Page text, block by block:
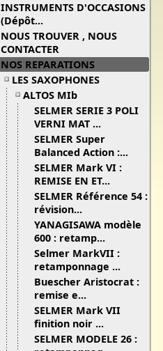
INSTRUMENTS D'OCCASIONS
(Dépôt...
NOUS TROUVER , NOUS
CONTACTER
NOS REPARATIONS
LES SAXOPHONES
ALTOS MIb
SELMER SERIE 3 POLI
VERNI MAT ...
SELMER Super
Balanced Action :...
SELMER Mark VI :
REMISE EN ET...
SELMER Référence 54 :
révision...
YANAGISAWA modèle
600 : retamp...
Selmer MarkVII :
retamponnage ...
Buescher Aristocrat :
remise e...
SELMER Mark VII
finition noir ...
SELMER MODELE 26 :